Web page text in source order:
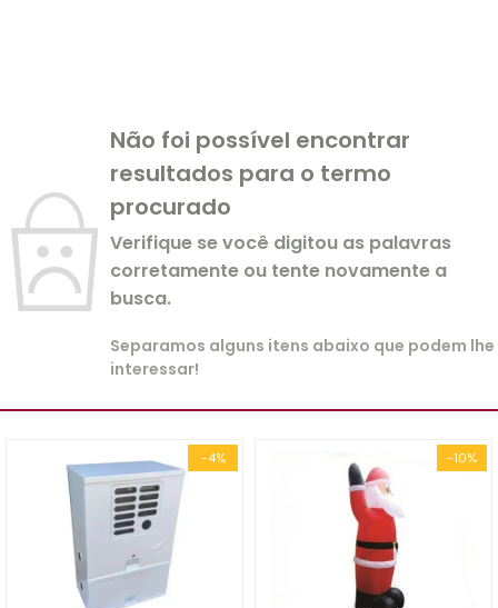
Não foi possível encontrar
resultados para o termo
procurado
Verifique se você digitou as palavras
corretamente ou tente novamente a
busca.
Separamos alguns itens abaixo que podem lhe
interessar!
-4% -10%